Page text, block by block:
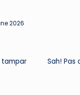
2026
tampar
Sah! Pas